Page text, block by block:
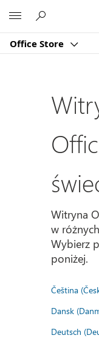
Office Store
Witryna
w
Wybierz
poniżej.
Čeština
Dansk
Deutsch